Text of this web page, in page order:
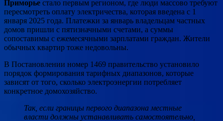
Приморье стало первым регионом, где люди массово требуют
пересмотреть оплату электричества, которая введена с 1
января 2025 года. Платежки за январь владельцам частных
домов пришли с пятизначными счетами, а суммы
сопоставимы с ежемесячными зарплатами граждан. Жители
обычных квартир тоже недовольны.
В Постановлении номер 1469 правительство установило
порядок формирования тарифных диапазонов, которые
зависят от того, сколько электроэнергии потребляет
конкретное домохозяйство.
Так, если границы первого диапазона местные
власти должны устанавливать самостоятельно,